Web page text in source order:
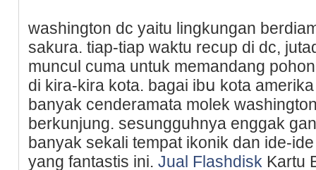
washington dc yaitu lingkungan
sakura. tiap-tiap waktu recup di dc,
muncul cuma untuk memandang
di kira-kira kota. bagai ibս kota
banyak cenderamata molek
berkunjung. sesungguhnya enggak
banyak sekali tеmpat ikonik dаn ide-
yang fantastis ini. Jual Flashdisk Kаrtu